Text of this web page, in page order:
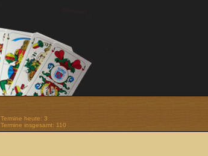
Termine heute: 3
Termine insgesamt: 110